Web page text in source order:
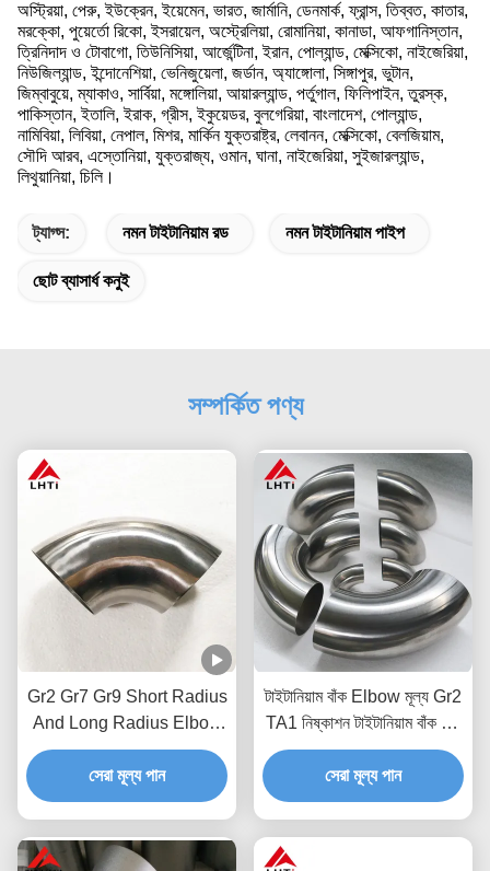
অস্ট্রিয়া, পেরু, ইউক্রেন, ইয়েমেন, ভারত, জার্মানি, ডেনমার্ক, ফ্রান্স, তিব্বত, কাতার,
মরক্কো, পুয়ের্তো রিকো, ইসরায়েল, অস্ট্রেলিয়া, রোমানিয়া, কানাডা, আফগানিস্তান,
ত্রিনিদাদ ও টোবাগো, তিউনিসিয়া, আর্জেন্টিনা, ইরান, পোল্যান্ড, মেক্সিকো, নাইজেরিয়া,
নিউজিল্যান্ড, ইন্দোনেশিয়া, ভেনিজুয়েলা, জর্ডান, অ্যাঙ্গোলা, সিঙ্গাপুর, ভুটান,
জিম্বাবুয়ে, ম্যাকাও, সার্বিয়া, মঙ্গোলিয়া, আয়ারল্যান্ড, পর্তুগাল, ফিলিপাইন, তুরস্ক,
পাকিস্তান, ইতালি, ইরাক, গ্রীস, ইকুয়েডর, বুলগেরিয়া, বাংলাদেশ, পোল্যান্ড,
নামিবিয়া, লিবিয়া, নেপাল, মিশর, মার্কিন যুক্তরাষ্ট্র, লেবানন, মেক্সিকো, বেলজিয়াম,
সৌদি আরব, এস্তোনিয়া, যুক্তরাজ্য, ওমান, ঘানা, নাইজেরিয়া, সুইজারল্যান্ড,
লিথুয়ানিয়া, চিলি।
ট্যাগ্স: নমন টাইটানিয়াম রড নমন টাইটানিয়াম পাইপ
ছোট ব্যাসার্ধ কনুই
সম্পর্কিত পণ্য
Gr2 Gr7 Gr9 Short Radius
And Long Radius Elbow
45 90 ডিগ্রী ASME B169
সেরা মূল্য পান
টাইটানিয়াম বাঁক Elbow মূল্য Gr2
TA1 নিষ্কাশন টাইটানিয়াম বাঁক 45
ডিগ্রী 90 ডিগ্রী 180 ডিগ্রী
টাইটানিয়াম Elbow
সেরা মূল্য পান